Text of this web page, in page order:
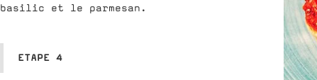
basilic et le parmesan.
ETAPE 4